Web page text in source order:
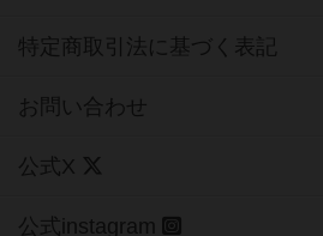
特定商取引法に基づく表記
お問い合わせ
公式X
公式instagram